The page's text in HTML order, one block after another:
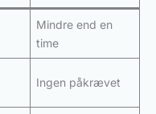
Mindre end en
time
Ingen påkrævet